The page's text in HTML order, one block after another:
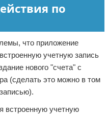
по
что приложение
учетную запись
нового "счета" с
(сделать это можно в том